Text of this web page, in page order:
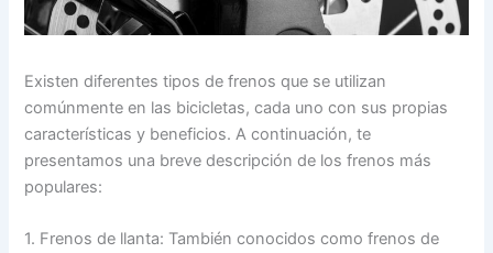
Existen diferentes tipos de frenos que se utilizan
comúnmente en las bicicletas, cada uno con sus propias
características y beneficios. A continuación, te
presentamos una breve descripción de los frenos más
populares:
1. Frenos de llanta: También conocidos como frenos de